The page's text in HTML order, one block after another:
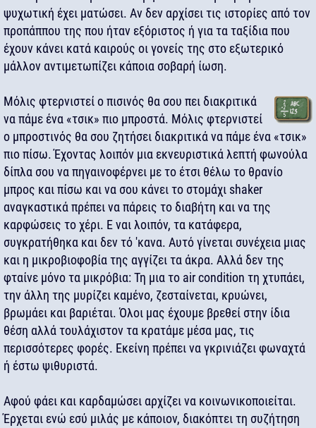
ψυχωτική έχει ματώσει. Αν δεν αρχίσει τις ιστορίες από τον
προπάππου της που ήταν εξόριστος ή για τα ταξίδια που
έχουν κάνει κατά καιρούς οι γονείς της στο εξωτερικό
μάλλον αντιμετωπίζει κάποια σοβαρή ίωση.
Μόλις φτερνιστεί ο πισινός θα σου πει διακριτικά
να πάμε ένα «τσικ» πιο μπροστά. Μόλις φτερνιστεί
ο μπροστινός θα σου ζητήσει διακριτικά να πάμε ένα «τσικ»
πιο πίσω. Έχοντας λοιπόν μια εκνευριστικά λεπτή φωνούλα
δίπλα σου να πηγαινοφέρνει με το έτσι θέλω το θρανίο
μπρος και πίσω και να σου κάνει το στομάχι shaker
αναγκαστικά πρέπει να πάρεις το διαβήτη και να της
καρφώσεις το χέρι. Ε ναι λοιπόν, τα κατάφερα,
συγκρατήθηκα και δεν τό 'κανα. Αυτό γίνεται συνέχεια μιας
και η μικροβιοφοβία της αγγίζει τα άκρα. Αλλά δεν της
φταίνε μόνο τα μικρόβια: Τη μια το air condition τη χτυπάει,
την άλλη της μυρίζει καμένο, ζεσταίνεται, κρυώνει,
βρωμάει και βαριέται. Όλοι μας έχουμε βρεθεί στην ίδια
θέση αλλά τουλάχιστον τα κρατάμε μέσα μας, τις
περισσότερες φορές. Εκείνη πρέπει να γκρινιάζει φωναχτά
ή έστω ψιθυριστά.
Αφού φάει και καρδαμώσει αρχίζει να κοινωνικοποιείται.
Έρχεται ενώ εσύ μιλάς με κάποιον, διακόπτει τη συζήτηση